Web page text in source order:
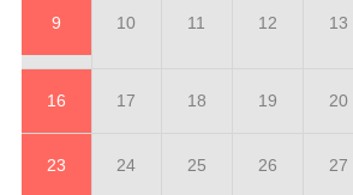
9 10 11 12 13
16 17 18 19 20
23 24 25 26 27